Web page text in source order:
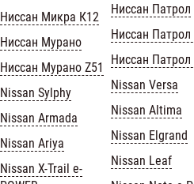
Ниссан Микра К12
Ниссан Мурано
Ниссан Мурано Z51
Nissan Sylphy
Nissan Armada
Nissan Ariya
Nissan X-Trail e-
Ниссан Патрол
Ниссан Патрол
Ниссан Патрол
Nissan Versa
Nissan Altima
Nissan Elgrand
Nissan Leaf